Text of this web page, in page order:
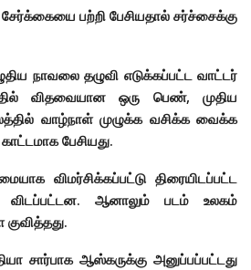
பற்றி பேசியதால் சர்ச்சைக்கு
நாவலை தழுவி எடுக்கப்பட்ட வாட்டர்
விதவையான ஒரு பெண், முதிய
வாழ்நாள் முழுக்க வசிக்க வைக்க
பேசியது.
விமர்சிக்கப்பட்டு திரையிடப்பட்ட
விடப்பட்டன. ஆனாலும் படம் உலகம்
குவித்தது.
சார்பாக ஆஸ்கருக்கு அனுப்பப்பட்டது